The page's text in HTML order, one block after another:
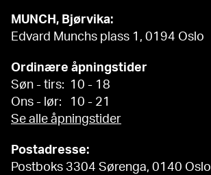
MUNCH, Bjørvika:
Edvard Munchs plass 1, 0194 Oslo
Ordinære åpningstider
Søn - tirs: 10 - 18
Ons - lør: 10 - 21
Se alle åpningstider
Postadresse:
Postboks 3304 Sørenga, 0140 Oslo